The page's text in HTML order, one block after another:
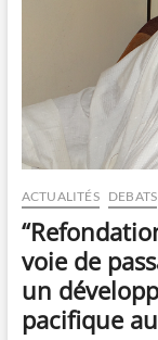
ACTUALITÉS DEBATS
voie de
un
pacifique